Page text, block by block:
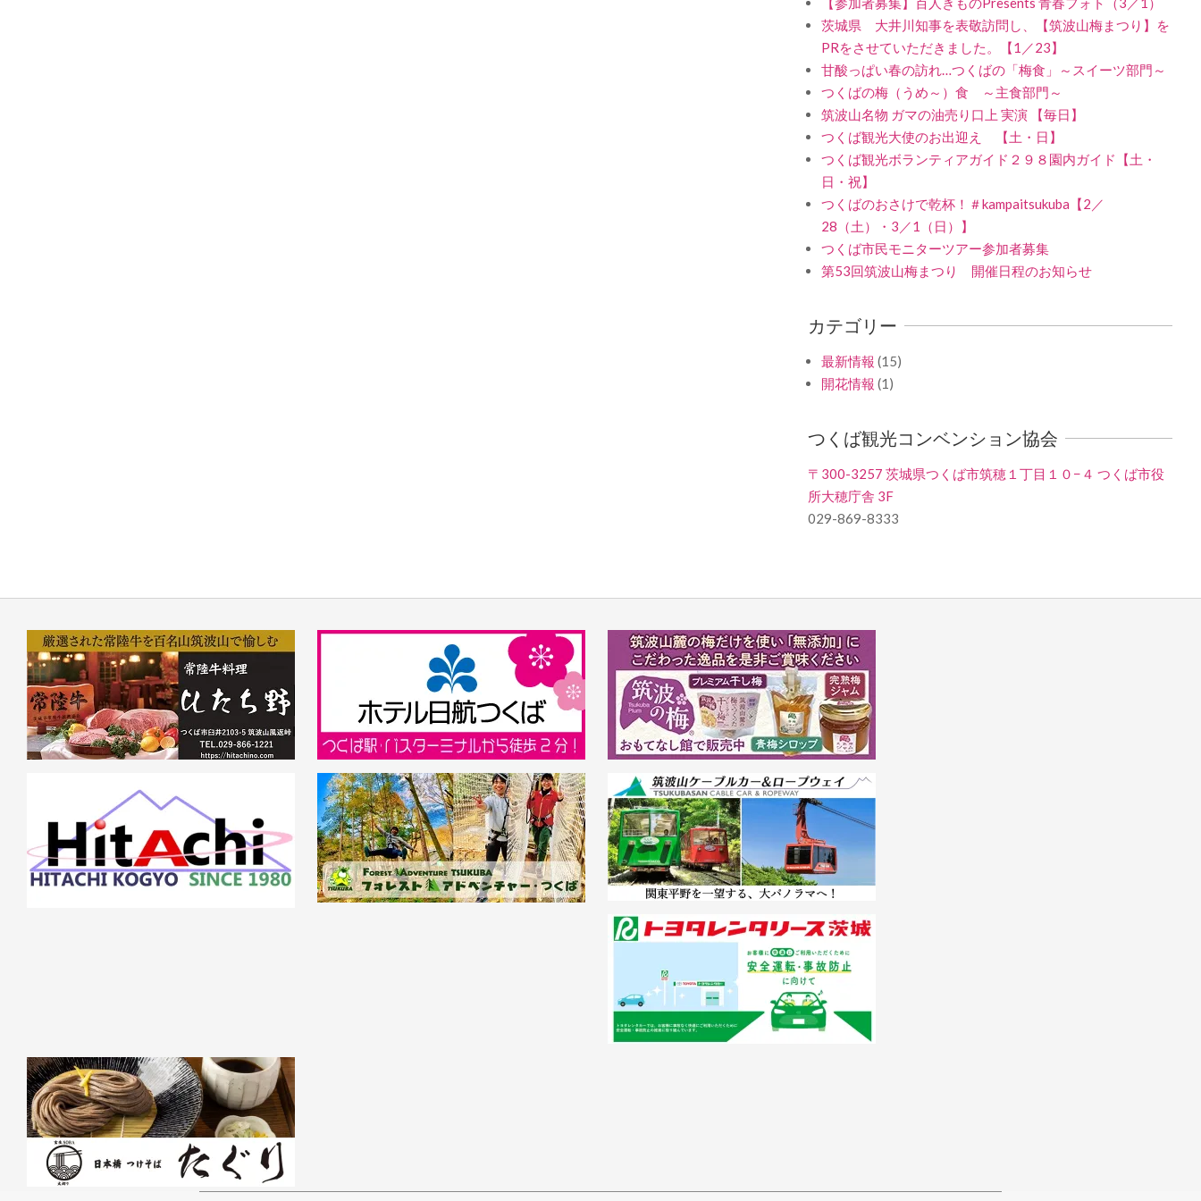
茨城県 大井川知事を表敬訪問し、【筑波山梅まつり】を
PRをさせていただきました。【1／23】
甘酸っぱい春の訪れ…つくばの「梅食」～スイーツ部門～
つくばの梅（うめ～）食 ～主食部門～
筑波山名物 ガマの油売り口上 実演 【毎日】
つくば観光大使のお出迎え 【土・日】
つくば観光ボランティアガイド２９８園内ガイド【土・
日・祝】
つくばのおさけで乾杯！＃kampaitsukuba【2／
28（土）・3／1（日）】
つくば市民モニターツアー参加者募集
第53回筑波山梅まつり 開催日程のお知らせ
カテゴリー
最新情報 (15)
開花情報 (1)
つくば観光コンベンション協会
〒300-3257 茨城県つくば市筑穂１丁目１０−４ つくば市役
所大穂庁舎 3F
029-869-8333